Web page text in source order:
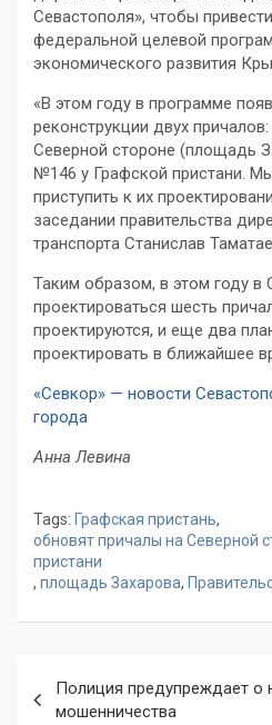
Севастополя», чтобы
федеральной целевой
экономического развития
«В этом году в программе
реконструкции двух
Северной стороне (площадь
№146 у Графской пристани.
приступить к их
заседании правительства
транспорта Станислав
Таким образом, в этом году в
проектироваться шесть
проектируются, и еще два
проектировать в ближайшее
«Севкор» — новости
города
Анна Левина
Tags: Графская пристань,
обновят причалы на Северной
пристани
, площадь Захарова,
по
Полиция предупреждает о
мошенничества